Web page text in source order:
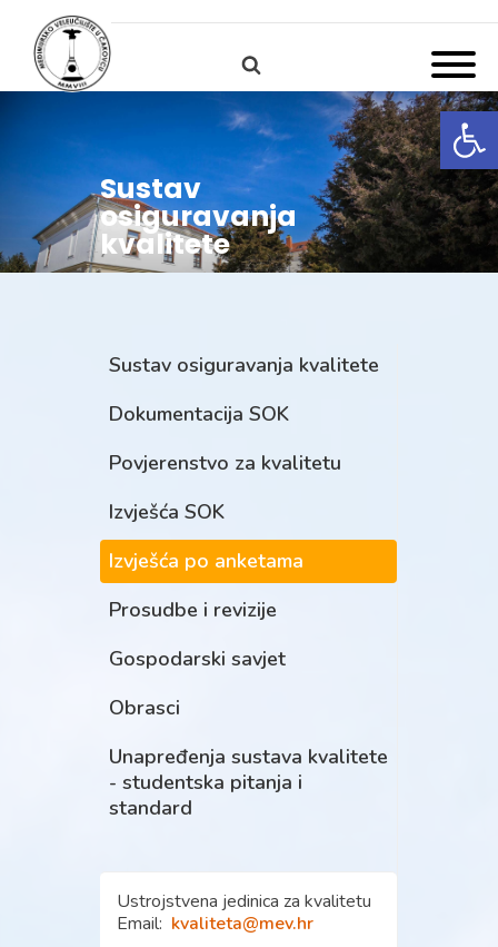
Sustav
osiguravanja
kvalitete
Sustav osiguravanja kvalitete
Dokumentacija SOK
Povjerenstvo za kvalitetu
Izvješća SOK
Izvješća po anketama
Prosudbe i revizije
Gospodarski savjet
Obrasci
Unapređenja sustava kvalitete
- studentska pitanja i
standard
Ustrojstvena jedinica za kvalitetu
Email: kvaliteta@mev.hr